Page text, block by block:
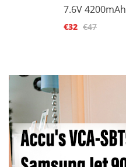
7.6V4200mAh
€32 €47